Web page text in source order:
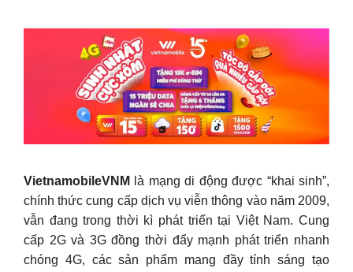
VietnamobileVNM
là mạng di động được “khai sinh”,
chính thức cung cấp dịch vụ viễn thông vào năm 2009,
vẫn đang trong thời kì phát triển tại Việt Nam. Cung
cấp 2G và 3G đồng thời đẩy mạnh phát triển nhanh
chóng 4G, các sản phẩm mang đầy tính sáng tạo